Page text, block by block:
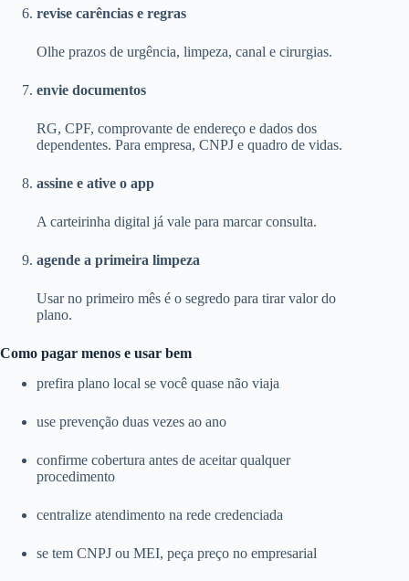
revise carências e regras
Olhe prazos de urgência, limpeza, canal e cirurgias.
envie documentos
RG, CPF, comprovante de endereço e dados dos
dependentes. Para empresa, CNPJ e quadro de vidas.
assine e ative o app
A carteirinha digital já vale para marcar consulta.
agende a primeira limpeza
Usar no primeiro mês é o segredo para tirar valor do
plano.
Como pagar menos e usar bem
prefira plano local se você quase não viaja
use prevenção duas vezes ao ano
confirme cobertura antes de aceitar qualquer
procedimento
centralize atendimento na rede credenciada
se tem CNPJ ou MEI, peça preço no empresarial